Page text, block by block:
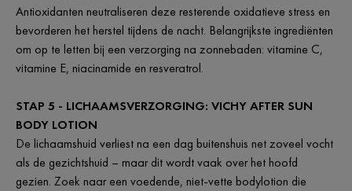
Antioxidanten neutraliseren deze resterende oxidatieve stress en
bevorderen het herstel tijdens de nacht. Belangrijkste ingrediënten
om op te letten bij een verzorging na zonnebaden: vitamine C,
vitamine E, niacinamide en resveratrol.
STAP 5 - LICHAAMSVERZORGING: VICHY AFTER SUN
BODY LOTION
De lichaamshuid verliest na een dag buitenshuis net zoveel vocht
als de gezichtshuid – maar dit wordt vaak over het hoofd
gezien. Zoek naar een voedende, niet-vette bodylotion die